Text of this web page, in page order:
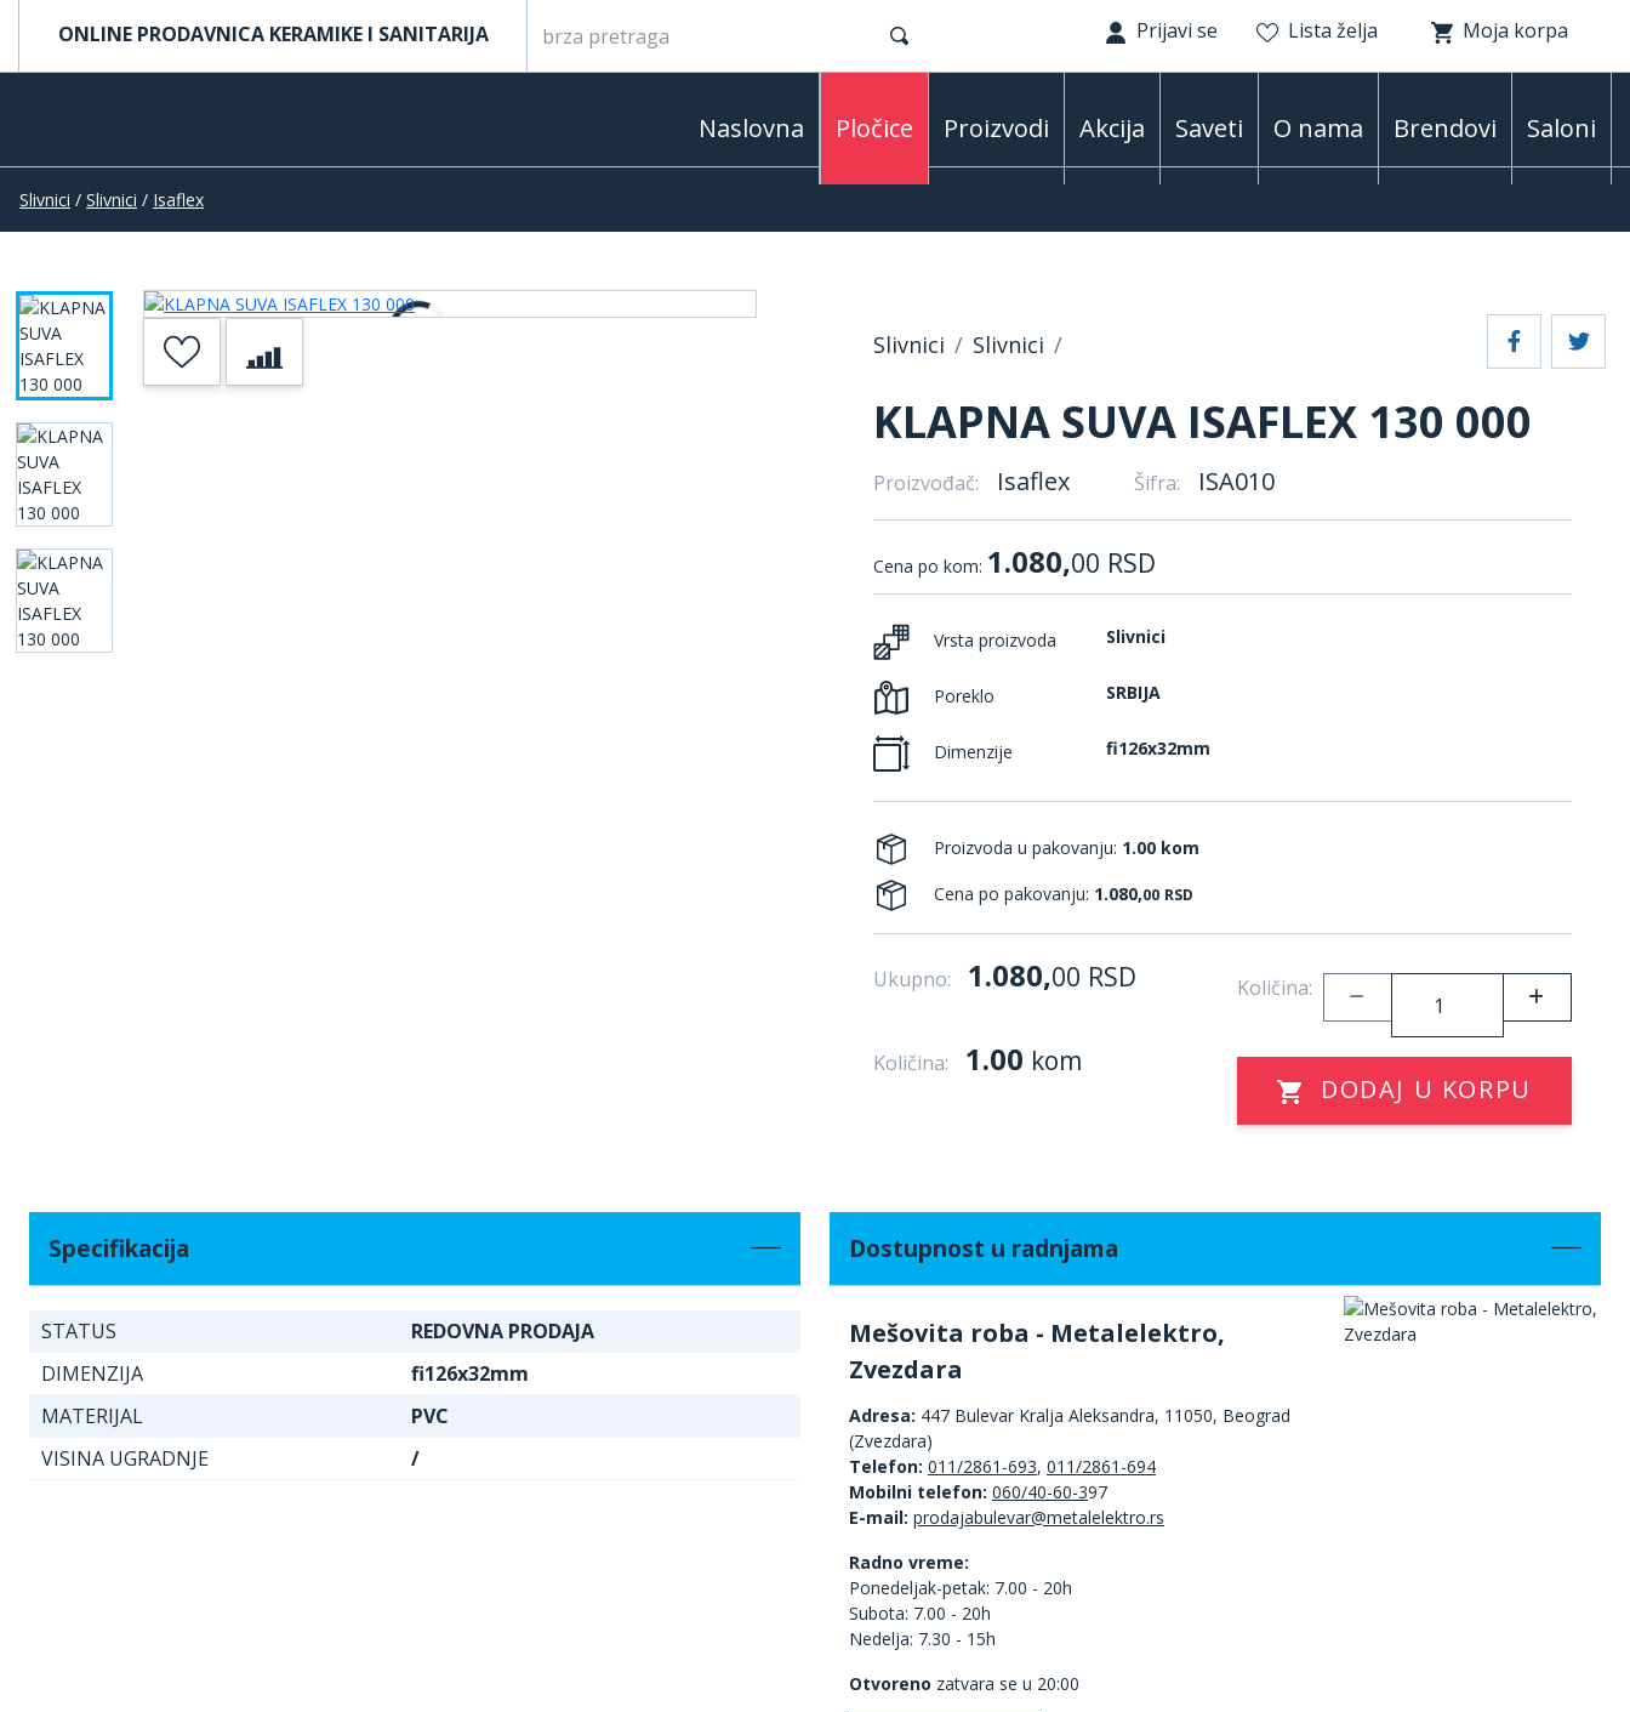
ONLINE PRODAVNICA KERAMIKE I SANITARIJA Prijavi se Lista želja Moja korpa
Naslovna Pločice Proizvodi Akcija Saveti O nama Brendovi Saloni
Slivnici / Slivnici / Isaflex
Slivnici Slivnici
KLAPNA SUVA ISAFLEX 130 000
Proizvođač: Isaflex Šifra: ISA010
Cena po kom: 1.080,00 RSD
Vrsta proizvoda Slivnici
Poreklo SRBIJA
Dimenzije fi126x32mm
Proizvoda u pakovanju: 1.00 kom
Cena po pakovanju: 1.080,00 RSD
Ukupno: 1.080,00 RSD Količina:
Količina: 1.00 kom
DODAJ U KORPU
Specifikacija
STATUS
REDOVNA PRODAJA
DIMENZIJA
fi126x32mm
MATERIJAL
PVC
VISINA UGRADNJE
/
Dostupnost u radnjama
Mešovita roba - Metalelektro,
Zvezdara
Adresa: 447 Bulevar Kralja Aleksandra, 11050, Beograd
(Zvezdara)
Telefon: 011/2861-693, 011/2861-694
Mobilni telefon: 060/40-60-397
E-mail:
Radno vreme:
Ponedeljak-petak: 7.00 - 20h
Subota: 7.00 - 20h
Nedelja: 7.30 - 15h
Otvoreno zatvara se u 20:00